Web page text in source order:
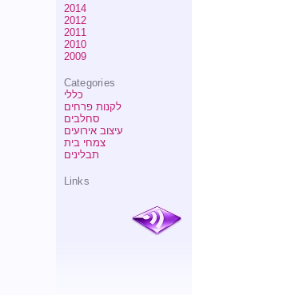
2014
2012
2011
2010
2009
Categories
כללי
לקנות פרחים
סחלבים
עיצוב אירועים
צמחי בית
תבלינים
Links